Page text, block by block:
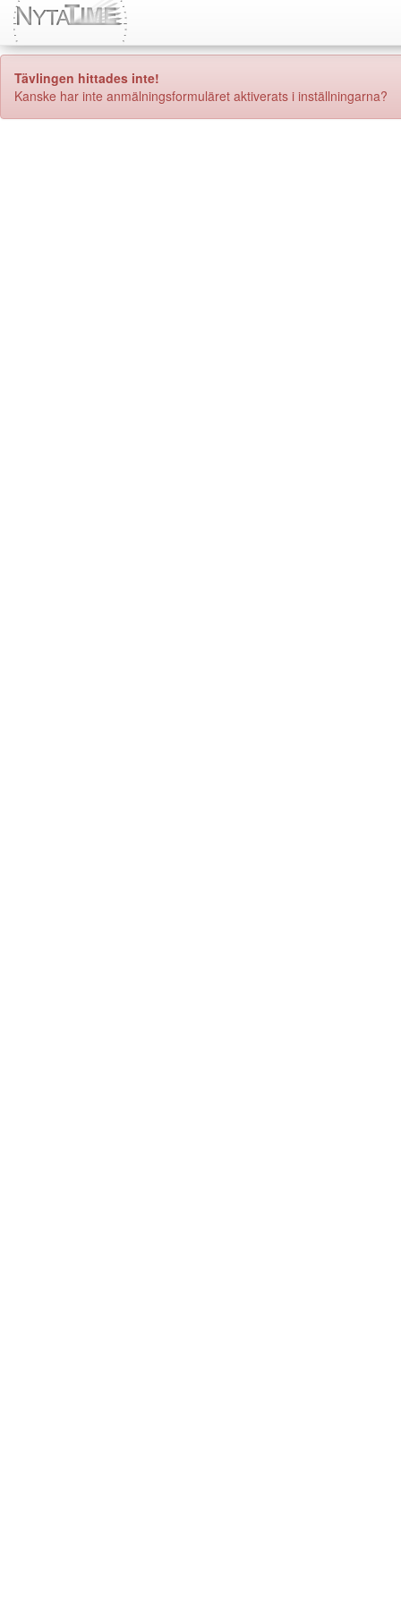
Tävlingen hittades inte!
Kanske har inte anmälningsformuläret aktiverats i inställningarna?